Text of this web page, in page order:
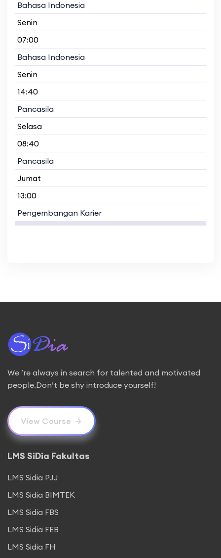
Bahasa Indonesia
Senin
07:00
Bahasa Indonesia
Senin
14:40
Pancasila
Selasa
08:40
Pancasila
Jumat
13:00
Pengembangan Karier
We ’re always in search for talented and motivated
people.Don’t be shy introduce yourself!
View Course
LMS SiDia Fakultas
LMS Sidia PJJ
LMS Sidia BIMTEK
LMS Sidia FBS
LMS Sidia FEB
LMS Sidia FH